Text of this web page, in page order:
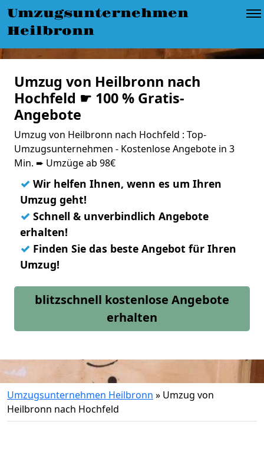
Umzugsunternehmen
Heilbronn
Umzug von Heilbronn nach
Hochfeld ☛ 100 % Gratis-
Angebote
Umzug von Heilbronn nach Hochfeld : Top-
Umzugsunternehmen - Kostenlose Angebote in 3
Min. ➨ Umzüge ab 98€
✓ Wir helfen Ihnen, wenn es um Ihren
Umzug geht!
✓ Schnell & unverbindlich Angebote
erhalten!
✓ Finden Sie das beste Angebot für Ihren
Umzug!
blitzschnell kostenlose Angebote
erhalten
Umzugsunternehmen Heilbronn » Umzug von
Heilbronn nach Hochfeld